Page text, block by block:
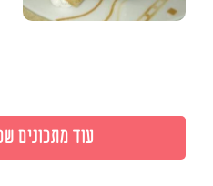
עוד מתכונים